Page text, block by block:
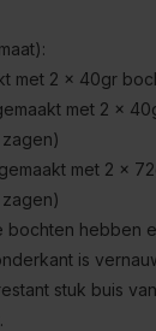
met 2 x 40gr
met 2 x
met 2 x
bochten hebben
is
stuk buis